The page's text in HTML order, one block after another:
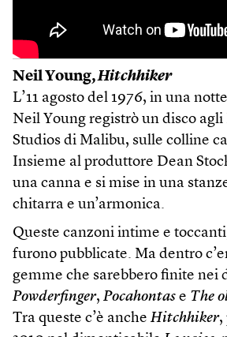
Neil Young,Hitchhiker
L’11 agosto del 1976, in una
Neil Young registrò un disco
Studios di Malibu, sulle colline
Insieme al produttore Dean
una canna e si mise in una
chitarra e un’armonica.
Queste canzoni intime e
furono pubblicate. Ma dentro
gemme che sarebbero finite nei
Powderfinger, Pocahontas e The
Tra queste c’è anche Hitchhiker,